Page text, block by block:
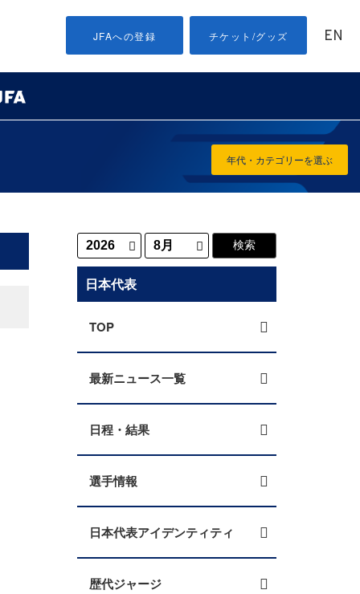
JFAへの登録 チケット/グッズ EN
年代・カテゴリーを選ぶ
日本代表
TOP
最新ニュース一覧
日程・結果
選手情報
日本代表アイデンティティ
歴代ジャージ